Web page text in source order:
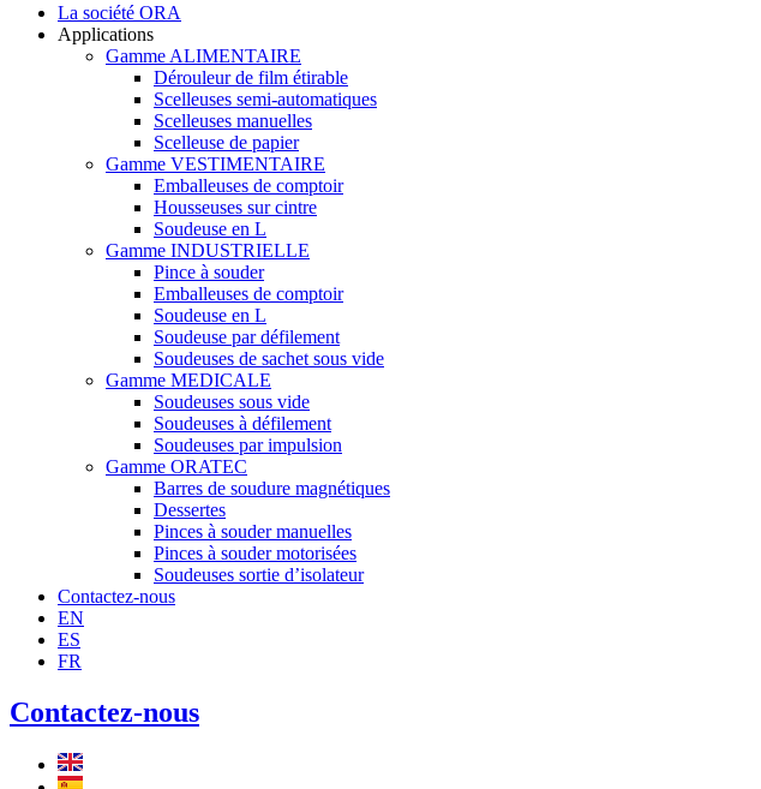
La société ORA
Applications
Gamme ALIMENTAIRE
Dérouleur de film étirable
Scelleuses semi-automatiques
Scelleuses manuelles
Scelleuse de papier
Gamme VESTIMENTAIRE
Emballeuses de comptoir
Housseuses sur cintre
Soudeuse en L
Gamme INDUSTRIELLE
Pince à souder
Emballeuses de comptoir
Soudeuse en L
Soudeuse par défilement
Soudeuses de sachet sous vide
Gamme MEDICALE
Soudeuses sous vide
Soudeuses à défilement
Soudeuses par impulsion
Gamme ORATEC
Barres de soudure magnétiques
Dessertes
Pinces à souder manuelles
Pinces à souder motorisées
Soudeuses sortie d’isolateur
Contactez-nous
EN
ES
FR
Contactez-nous